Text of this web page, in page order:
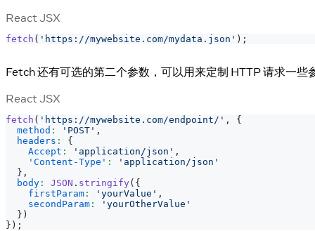
React JSX
fetch ( 'https://mywebsite.com/mydata.json' ) ;
Fetch 还有可选的第二个参数，可以用来定制 HTTP 请求一
React JSX
fetch ( 'https://mywebsite.com/endpoint/' ,
{
method : 'POST' ,
headers :
{
Accept : 'application/json' ,
'Content-Type' :
'application/json'
} ,
body : JSON . stringify ( {
firstParam : 'yourValue' ,
secondParam :
'yourOtherValue'
} )
} ) ;